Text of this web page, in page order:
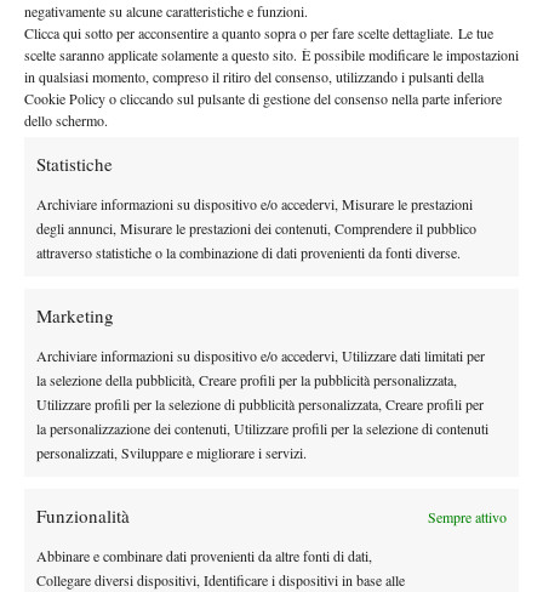
negativamente su alcune caratteristiche e funzioni.
Clicca qui sotto per acconsentire a quanto sopra o per fare scelte dettagliate. Le tue
scelte saranno applicate solamente a questo sito. È possibile modificare le impostazioni
in qualsiasi momento, compreso il ritiro del consenso, utilizzando i pulsanti della
Cookie Policy o cliccando sul pulsante di gestione del consenso nella parte inferiore
dello schermo.
Statistiche
Archiviare informazioni su dispositivo e/o accedervi, Misurare le prestazioni
degli annunci, Misurare le prestazioni dei contenuti, Comprendere il pubblico
attraverso statistiche o la combinazione di dati provenienti da fonti diverse.
Marketing
Archiviare informazioni su dispositivo e/o accedervi, Utilizzare dati limitati per
la selezione della pubblicità, Creare profili per la pubblicità personalizzata,
Utilizzare profili per la selezione di pubblicità personalizzata, Creare profili per
la personalizzazione dei contenuti, Utilizzare profili per la selezione di contenuti
personalizzati, Sviluppare e migliorare i servizi.
Funzionalità Sempre attivo
Abbinare e combinare dati provenienti da altre fonti di dati,
Collegare diversi dispositivi, Identificare i dispositivi in base alle
TAGGED:
DI TENDENZA
Atp News
Masters 1000 Montreal 2026:
Bolelli/Vavassori fuori al primo turno
Quinn, Sonego entra nel tabellone